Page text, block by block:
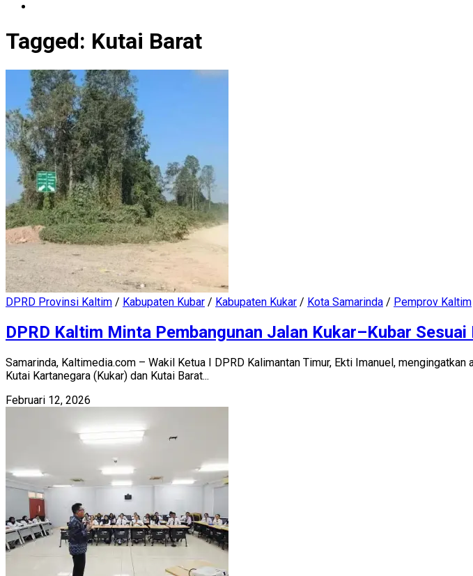
Tagged: Kutai Barat
DPRD Provinsi Kaltim / Kabupaten Kubar / Kabupaten Kukar / Kota Samarinda / Pemprov Kaltim
DPRD Kaltim Minta Pembangunan Jalan Kukar–Kubar Sesuai
Samarinda, Kaltimedia.com – Wakil Ketua I DPRD Kalimantan Timur, Ekti Imanuel,
Kutai Kartanegara (Kukar) dan Kutai Barat...
Februari 12, 2026